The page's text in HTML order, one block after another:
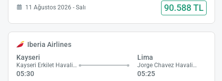
11 Ağustos 2026 - Salı 90.588 TL
Iberia Airlines
Kayseri
Kayseri Erkilet Havalimanı
05:30
Lima
Jorge Chavez Havalimanı
05:25